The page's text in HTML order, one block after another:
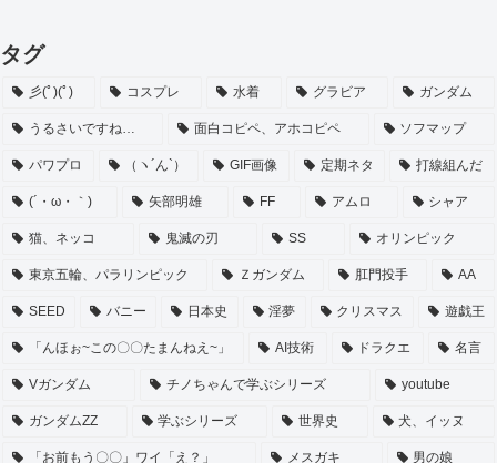
タグ
彡(ﾟ)(ﾟ) コスプレ 水着 グラビア ガンダム
うるさいですね… 面白コピペ、アホコピペ ソフマップ
パワプロ （ヽ´ん`） GIF画像 定期ネタ 打線組んだ
(´・ω・｀) 矢部明雄 FF アムロ シャア
猫、ネッコ 鬼滅の刃 SS オリンピック
東京五輪、パラリンピック Ｚガンダム 肛門投手 AA
SEED バニー 日本史 淫夢 クリスマス 遊戯王
「んほぉ~この〇〇たまんねえ~」 AI技術 ドラクエ 名言
Vガンダム チノちゃんで学ぶシリーズ youtube
ガンダムZZ 学ぶシリーズ 世界史 犬、イッヌ
「お前もう〇〇」ワイ「え？」 メスガキ 男の娘